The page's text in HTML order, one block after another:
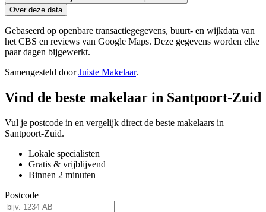
Over deze data
Gebaseerd op openbare transactiegegevens, buurt- en wijkdata van
het CBS en reviews van Google Maps. Deze gegevens worden elke
paar dagen bijgewerkt.
Samengesteld doorJuiste Makelaar.
Vind de beste makelaar in Santpoort-Zuid
Vul je postcode in en vergelijk direct de beste makelaars in
Santpoort-Zuid.
Lokale specialisten
Gratis & vrijblijvend
Binnen 2 minuten
Postcode